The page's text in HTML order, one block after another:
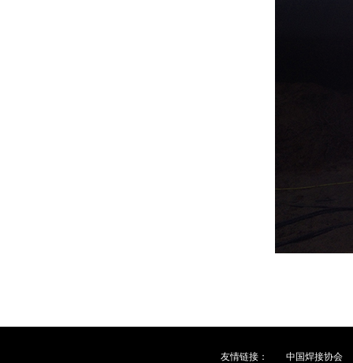
友情链接： 中国焊接协会